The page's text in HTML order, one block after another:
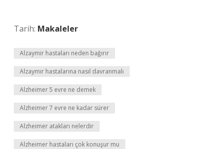
Tarih: Makaleler
Alzaymir hastaları neden bağırır
Alzaymır hastalarına nasıl davranmalı
Alzheimer 5 evre ne demek
Alzheimer 7 evre ne kadar sürer
Alzheimer atakları nelerdir
Alzheimer hastaları çok konuşur mu